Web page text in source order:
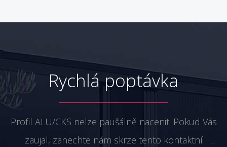
Rychlá poptávka
Profil ALU/CKS nelze paušálně nacenit. Pokud Vás
zaujal, zanechte nám skrze tento kontaktní